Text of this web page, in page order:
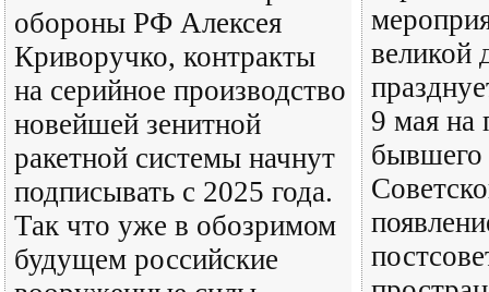
обороны РФ Алексея
Криворучко, контракты
на серийное производство
новейшей зенитной
ракетной системы начнут
подписывать с 2025 года.
Так что уже в обозримом
будущем российские
великой
9 мая на